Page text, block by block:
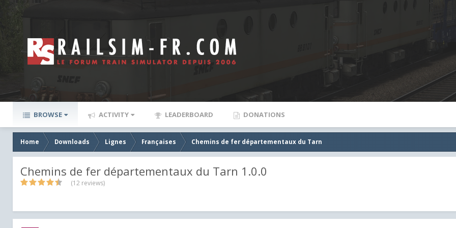
BROWSE ACTIVITY LEADERBOARD DONATIONS
Home Downloads Lignes Françaises Chemins de fer départementaux du Tarn
Chemins de fer départementaux du Tarn 1.0.0
(12 reviews)